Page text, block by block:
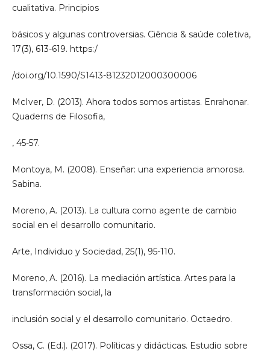
cualitativa. Principios
básicos y algunas controversias. Ciência & saúde coletiva,
17(3), 613-619. https:/
/doi.org/10.1590/S1413-81232012000300006
McIver, D. (2013). Ahora todos somos artistas. Enrahonar.
Quaderns de Filosofia,
, 45-57.
Montoya, M. (2008). Enseñar: una experiencia amorosa.
Sabina.
Moreno, A. (2013). La cultura como agente de cambio
social en el desarrollo comunitario.
Arte, Individuo y Sociedad, 25(1), 95-110.
Moreno, A. (2016). La mediación artística. Artes para la
transformación social, la
inclusión social y el desarrollo comunitario. Octaedro.
Ossa, C. (Ed.). (2017). Políticas y didácticas. Estudio sobre